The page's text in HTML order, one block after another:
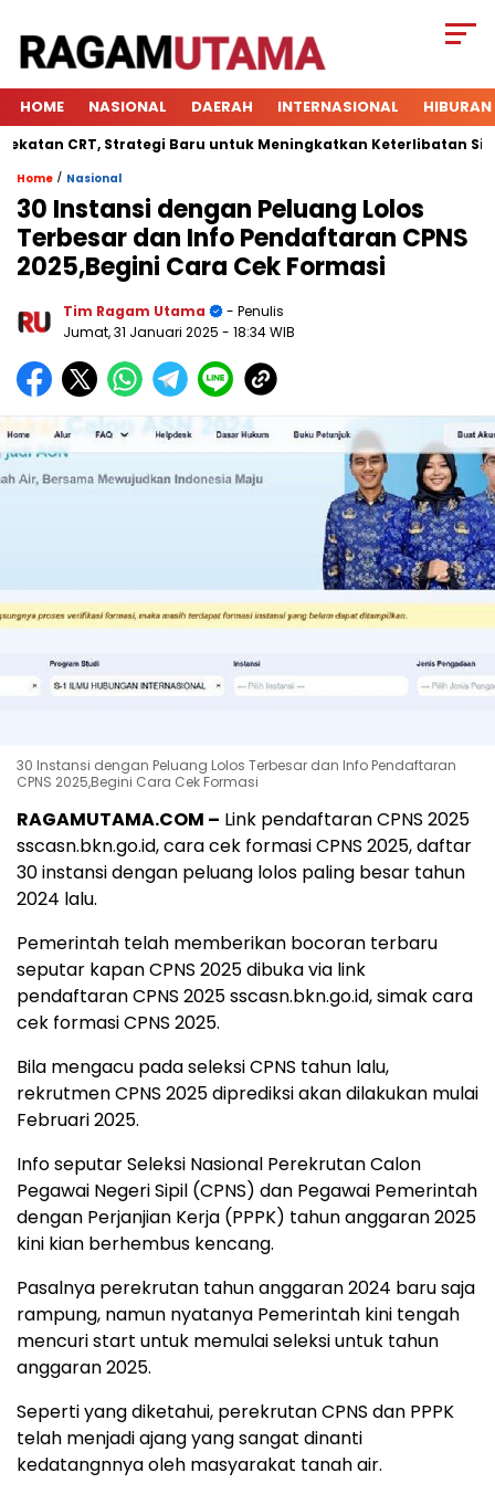
HOME NASIONAL DAERAH INTERNASIONAL HIBURAN
CRT, Strategi Baru untuk Meningkatkan Keterlibatan Siswa di
Home / Nasional
30 Instansi dengan Peluang Lolos
Terbesar dan Info Pendaftaran CPNS
2025,Begini Cara Cek Formasi
Tim Ragam Utama
- Penulis
Jumat, 31 Januari 2025 - 18:34 WIB
30 Instansi dengan Peluang Lolos Terbesar dan Info Pendaftaran
CPNS 2025,Begini Cara Cek Formasi
RAGAMUTAMA.COM – Link pendaftaran CPNS 2025
sscasn.bkn.go.id, cara cek formasi CPNS 2025, daftar
30 instansi dengan peluang lolos paling besar tahun
2024 lalu.
Pemerintah telah memberikan bocoran terbaru
seputar kapan CPNS 2025 dibuka via link
pendaftaran CPNS 2025 sscasn.bkn.go.id, simak cara
cek formasi CPNS 2025.
Bila mengacu pada seleksi CPNS tahun lalu,
rekrutmen CPNS 2025 diprediksi akan dilakukan mulai
Februari 2025.
Info seputar Seleksi Nasional Perekrutan Calon
Pegawai Negeri Sipil (CPNS) dan Pegawai Pemerintah
dengan Perjanjian Kerja (PPPK) tahun anggaran 2025
kini kian berhembus kencang.
Pasalnya perekrutan tahun anggaran 2024 baru saja
rampung, namun nyatanya Pemerintah kini tengah
mencuri start untuk memulai seleksi untuk tahun
anggaran 2025.
Seperti yang diketahui, perekrutan CPNS dan PPPK
telah menjadi ajang yang sangat dinanti
kedatangnnya oleh masyarakat tanah air.